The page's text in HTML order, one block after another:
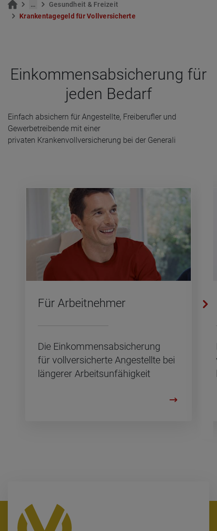
…
Ge­sund­heit & Frei­zeit
Kran­ken­ta­ge­geld für Voll­ver­si­cher­te
Ein­kom­mens­ab­si­che­rung für
jeden Bedarf
Einfach absichern für Angestellte, Freiberufler und
Gewerbetreibende mit einer
privaten Krankenvollversicherung bei der Generali
Für Ar­beit­neh­mer
Die Ein­kom­mens­ab­si­che­rung
für voll­ver­si­cher­te An­ge­stell­te bei
län­ge­rer Ar­beits­un­fä­hig­keit